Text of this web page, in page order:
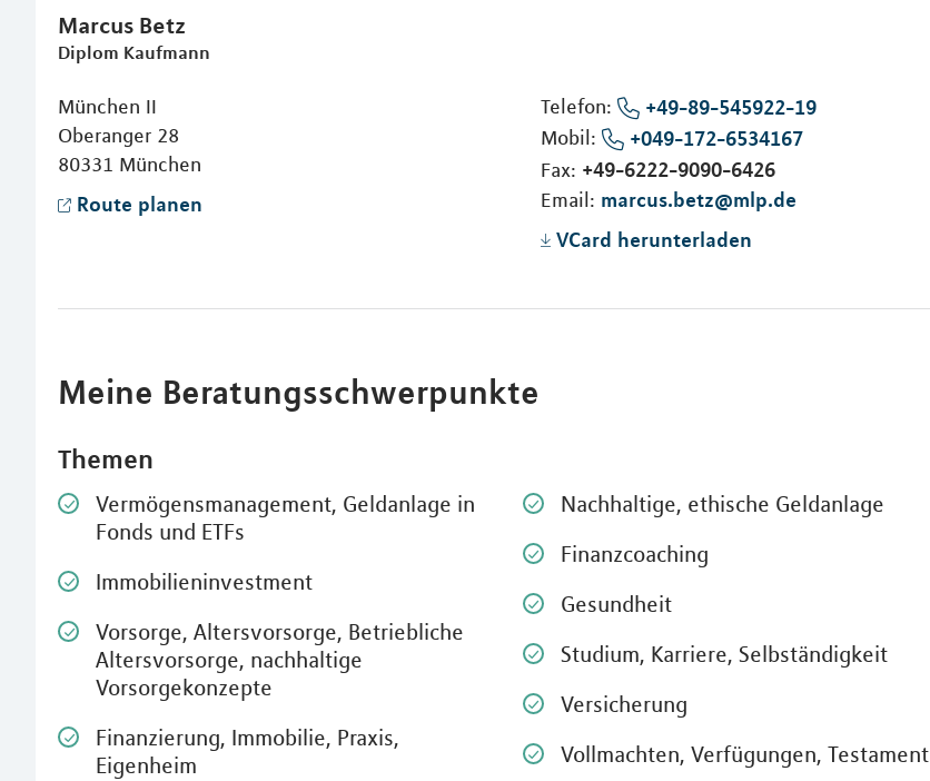
Marcus Betz
Diplom Kaufmann
München II
Oberanger 28
80331 München
Route planen
Telefon:
+49-89-545922-19
Mobil:
+049-172-6534167
Fax: +49-6222-9090-6426
Email: marcus.betz@mlp.de
VCard herunterladen
Meine Beratungsschwerpunkte
Themen
Vermögensmanagement, Geldanlage in
Fonds und ETFs
Immobilieninvestment
Vorsorge, Altersvorsorge, Betriebliche
Altersvorsorge, nachhaltige
Vorsorgekonzepte
Finanzierung, Immobilie, Praxis,
Eigenheim
Nachhaltige, ethische Geldanlage
Finanzcoaching
Gesundheit
Studium, Karriere, Selbständigkeit
Versicherung
Vollmachten, Verfügungen, Testament